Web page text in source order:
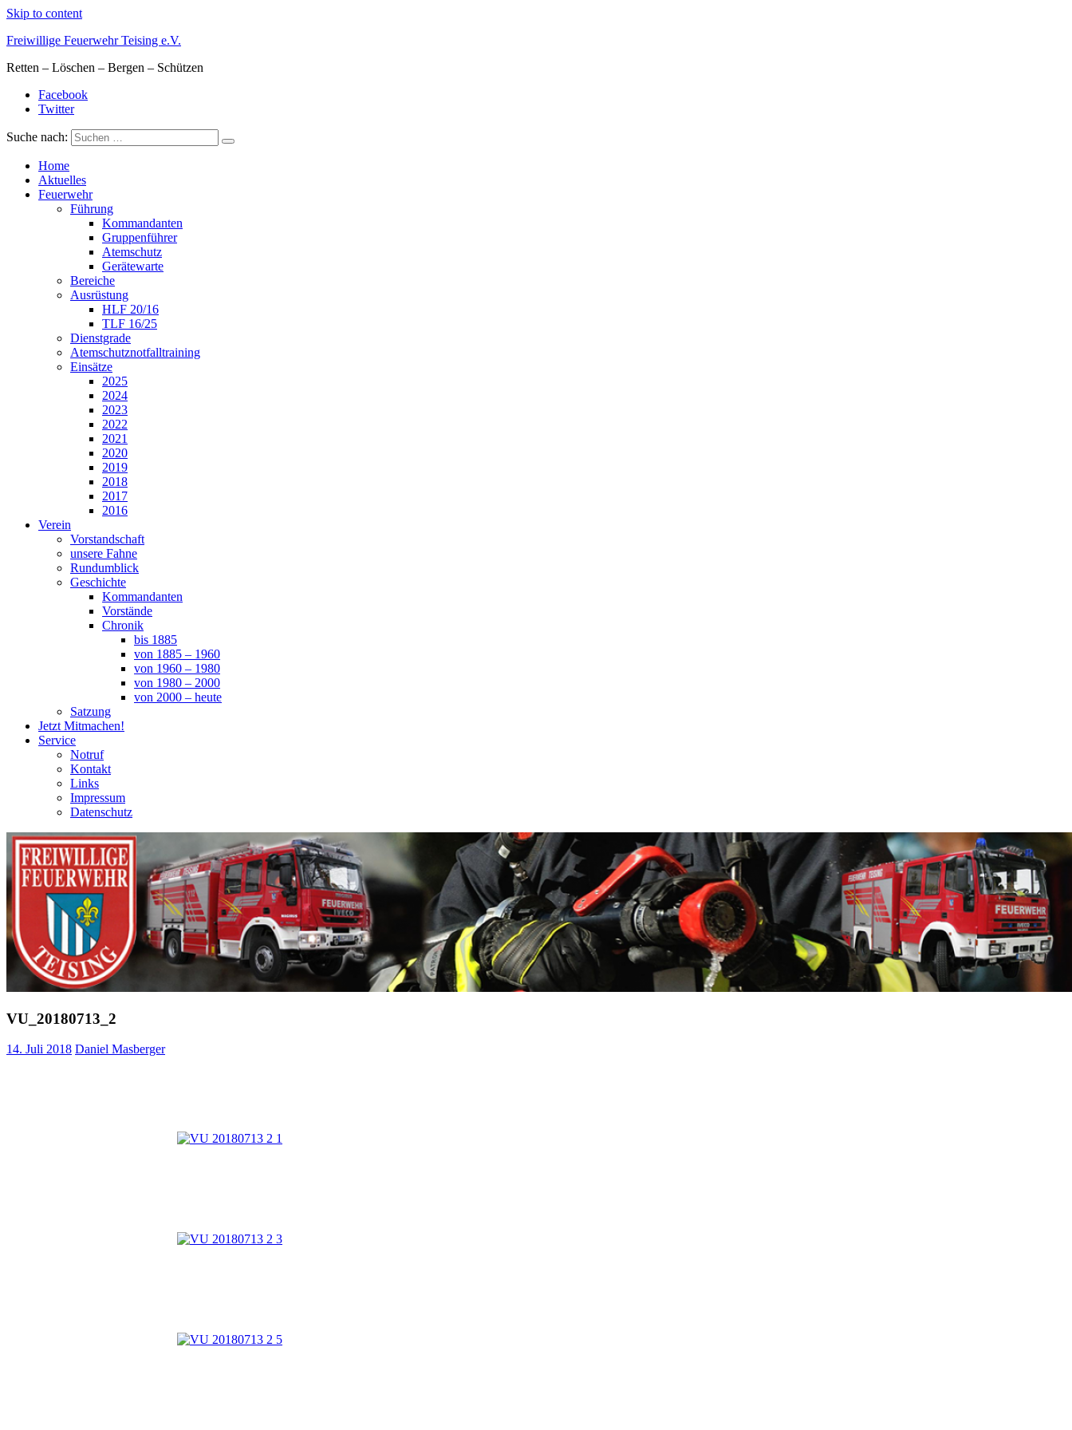
Skip to content
Freiwillige Feuerwehr Teising e.V.
Retten – Löschen – Bergen – Schützen
Facebook
Twitter
Suche nach:
Home
Aktuelles
Feuerwehr
Führung
Kommandanten
Gruppenführer
Atemschutz
Gerätewarte
Bereiche
Ausrüstung
HLF 20/16
TLF 16/25
Dienstgrade
Atemschutznotfalltraining
Einsätze
2025
2024
2023
2022
2021
2020
2019
2018
2017
2016
Verein
Vorstandschaft
unsere Fahne
Rundumblick
Geschichte
Kommandanten
Vorstände
Chronik
bis 1885
von 1885 – 1960
von 1960 – 1980
von 1980 – 2000
von 2000 – heute
Satzung
Jetzt Mitmachen!
Service
Notruf
Kontakt
Links
Impressum
Datenschutz
VU_20180713_2
14. Juli 2018 Daniel Masberger